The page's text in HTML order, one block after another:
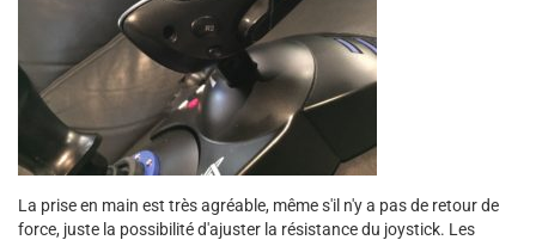
La prise en main est très agréable, même s'il n'y a pas de retour de
force, juste la possibilité d'ajuster la résistance du joystick. Les